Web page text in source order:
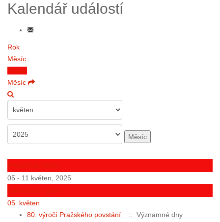
Kalendář událostí
Rok
Měsíc
Týden
Měsíc
Měsíc
Předchozí týden
05 - 11 květen, 2025
Následující týden
05. květen
80. výročí Pražského povstání
:: Významné dny